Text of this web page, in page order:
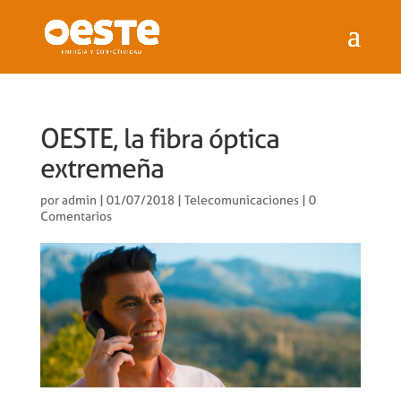
OESTE, la fibra óptica
extremeña
poradmin | 01/07/2018| Telecomunicaciones| 0
Comentarios